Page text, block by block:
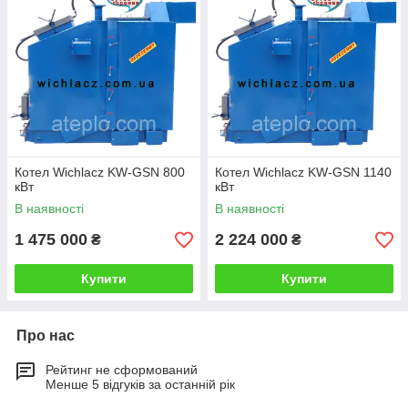
Котел Wichlacz KW-GSN 800
кВт
В наявності
1 475 000 ₴
Купити
Котел Wichlacz KW-GSN 1140
кВт
В наявності
2 224 000 ₴
Купити
Про нас
Рейтинг не сформований
Менше 5 відгуків за останній рік